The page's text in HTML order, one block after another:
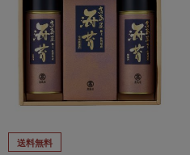
送料無料